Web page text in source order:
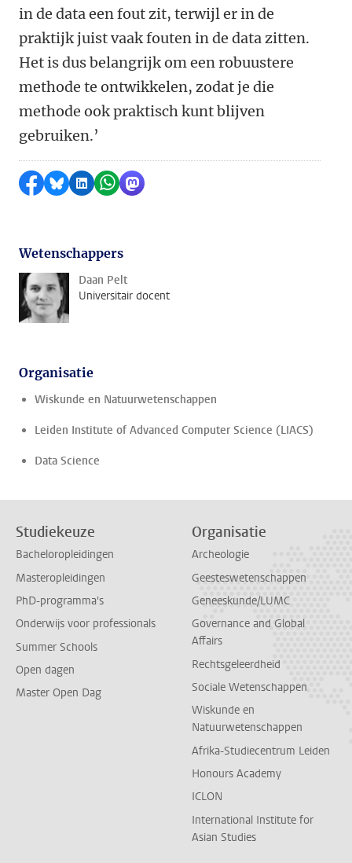
in de data een fout zit, terwijl er in de
praktijk juist vaak fouten in de data zitten.
Het is dus belangrijk om een robuustere
methode te ontwikkelen, zodat je die
methode ook praktisch kunt blijven
gebruiken.’
Delen op Facebook
Delen via Bluesky
Delen op LinkedIn
Delen via WhatsApp
Delen via Mastodon
Wetenschappers
Daan Pelt
Universitair docent
Organisatie
Wiskunde en Natuurwetenschappen
Leiden Institute of Advanced Computer Science (LIACS)
Data Science
Studiekeuze
Bacheloropleidingen
Masteropleidingen
PhD-programma's
Onderwijs voor professionals
Summer Schools
Open dagen
Master Open Dag
Organisatie
Archeologie
Geesteswetenschappen
Geneeskunde/LUMC
Governance and Global
Affairs
Rechtsgeleerdheid
Sociale Wetenschappen
Wiskunde en
Natuurwetenschappen
Afrika-Studiecentrum Leiden
Honours Academy
ICLON
International Institute for
Asian Studies